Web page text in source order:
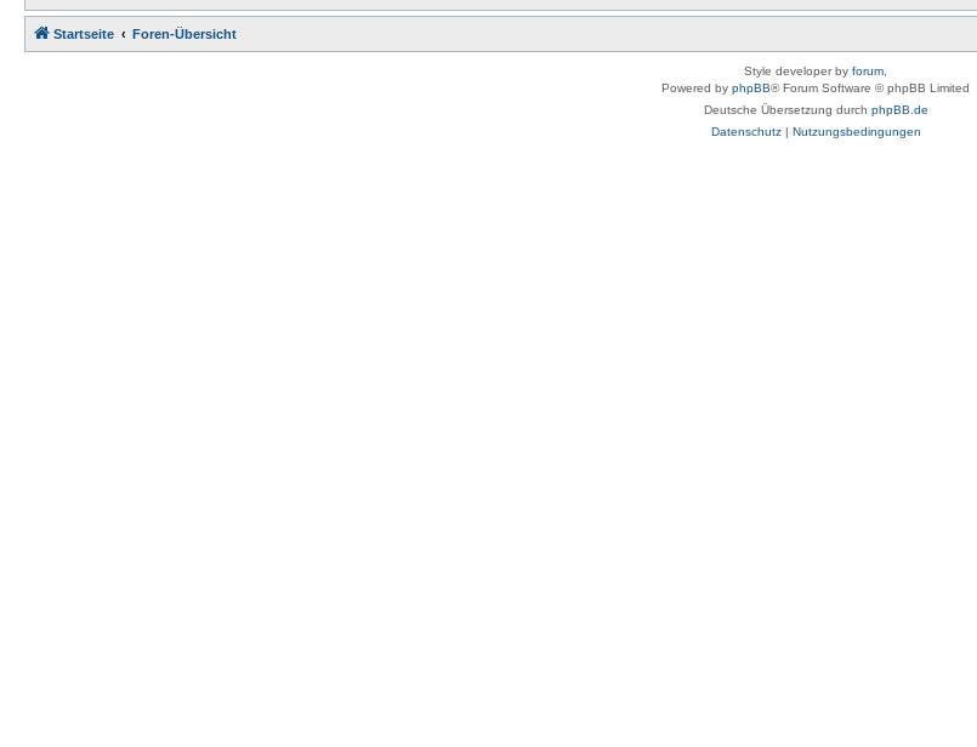
Startseite Foren-Übersicht
Style developer by forum
Powered by phpBB® Forum Software © phpBB Limited
Deutsche Übersetzung durch phpBB.de
Datenschutz| Nutzungsbedingungen